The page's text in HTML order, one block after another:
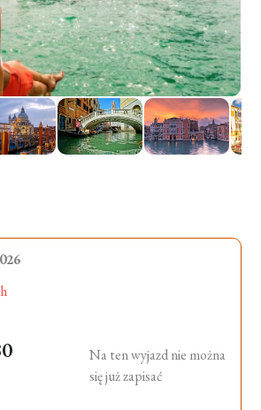
Na ten wyjazd nie można
się już zapisać